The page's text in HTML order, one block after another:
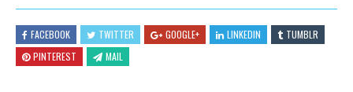
FACEBOOK TWITTER GOOGLE+ LINKEDIN
TUMBLR
PINTEREST
MAIL